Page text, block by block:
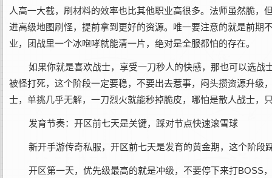
人高一大截，刷材料的效率也比其他职业高很多。法师虽然脆
进高级地图刷怪，提前拿到更好的资源。唯一要注意的就是前期
业，团战里一个冰咆哮就能清一片，绝对是全服都怕的存在。
如果你就是喜欢战士，享受一刀秒人的快感，那也可以选
被怪打死，这个阶段一定要稳，不要出去惹事，闷头攒资源升级
士，单挑几乎无解，一刀烈火就能秒掉脆皮，哪怕是散人战士，
发育节奏：开区前七天是关键，踩对节点快速滚雪球
新开手游传奇私服，开区前七天是发育的黄金期，这个阶
开区第一天，优先级最高的就是冲级，不要停下来打BOSS